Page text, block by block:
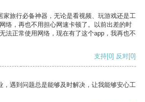
家旅行必备神器，无论是看视频、玩游戏还是工
络，再也不用担心网速卡顿了。以前出差的时
法正常使用网络，现在有了这个app，我再也不
支持[0] 反对[0]
，遇到问题总是能够及时解决，让我能够安心工